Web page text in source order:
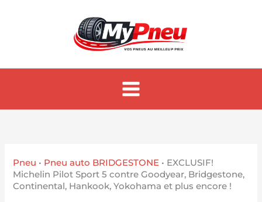
Pneu • Pneu auto BRIDGESTONE • EXCLUSIF!
Michelin Pilot Sport 5 contre Goodyear, Bridgestone,
Continental, Hankook, Yokohama et plus encore !